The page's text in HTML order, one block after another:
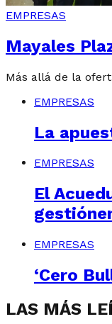
EMPRESAS
Mayales
Más allá de la
EMPRESAS
La
EMPRESAS
El
EMPRESAS
‘Cero
LAS MÁS